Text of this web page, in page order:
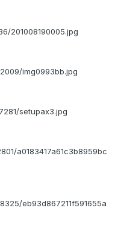
201008190005.jpg
img0993bb.jpg
setupax3.jpg
a0183417a61c3b8959bc
eb93d867211f591655a